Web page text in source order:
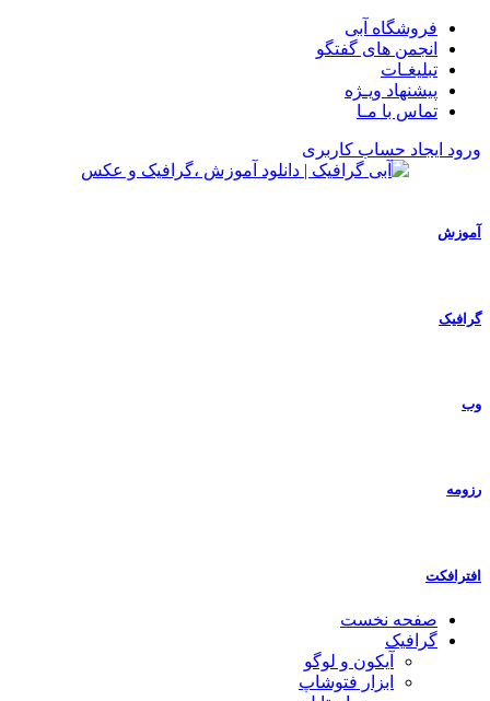
فروشگاه آبی
انجمن های گفتگو
تبلیغـات
پیشنهاد ویـژه
تماس با مـا
ورود ایجاد حساب کاربری
آموزش
گرافیک
وب
رزومه
افترافکت
صفحه نخست
گرافیک
آیکون و لوگو
ابزار فتوشاپ